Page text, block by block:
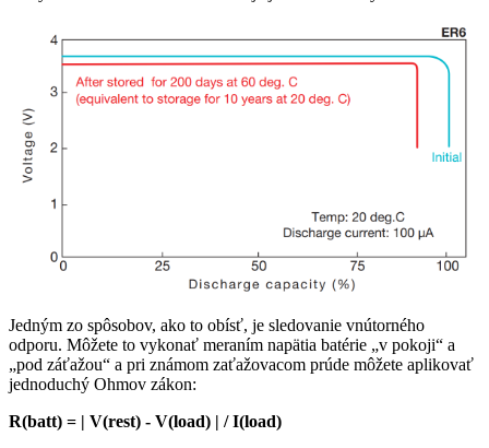
Jedným zo spôsobov, ako to obísť, je sledovanie vnútorného
odporu. Môžete to vykonať meraním napätia batérie „v pokoji“ a
„pod záťažou“ a pri známom zaťažovacom prúde môžete aplikovať
jednoduchý Ohmov zákon:
R(batt) = | V(rest) - V(load) | / I(load)